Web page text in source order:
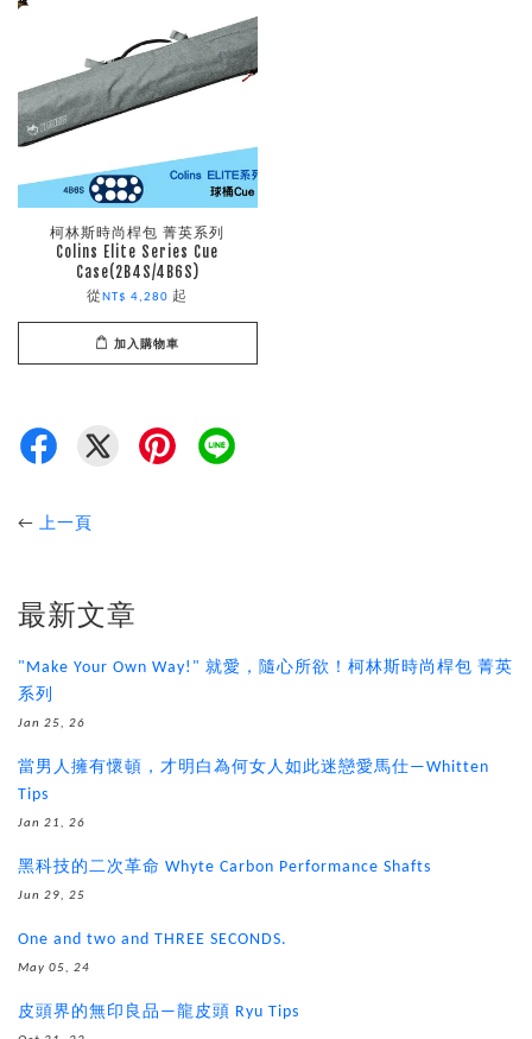
柯林斯時尚桿包 菁英系列
Colins Elite Series Cue
Case(2B4S/4B6S)
從NT$ 4,280 起
加入購物車
← 上一頁
最新文章
"Make Your Own Way!" 就愛，隨心所欲！柯林斯時尚桿包 菁英
系列
Jan 25, 26
當男人擁有懷頓，才明白為何女人如此迷戀愛馬仕—Whitten
Tips
Jan 21, 26
黑科技的二次革命 Whyte Carbon Performance Shafts
Jun 29, 25
One and two and THREE SECONDS.
May 05, 24
皮頭界的無印良品—龍皮頭 Ryu Tips